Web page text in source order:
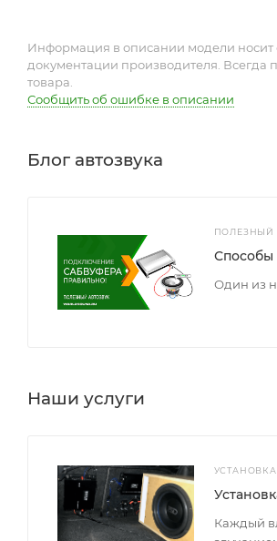
Информация в описании модели носит
документации производителя. Всегда
товара.
Сообщить об ошибке в описании
Блог автозвука
ПОЛЕЗНЫЙ
Способы
Один из
Наши услуги
Каждый